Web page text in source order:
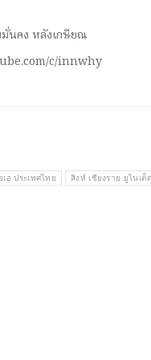
มั่นคง หลังเกษียณ
c/innwhy
อ ประเทศไทย สิงห์ เชียงราย ยูไนเต็